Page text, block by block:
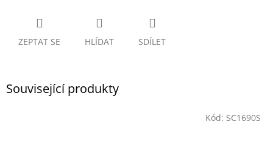
ZEPTAT SE HLÍDAT SDÍLET
Související produkty
Kód: SC1690S